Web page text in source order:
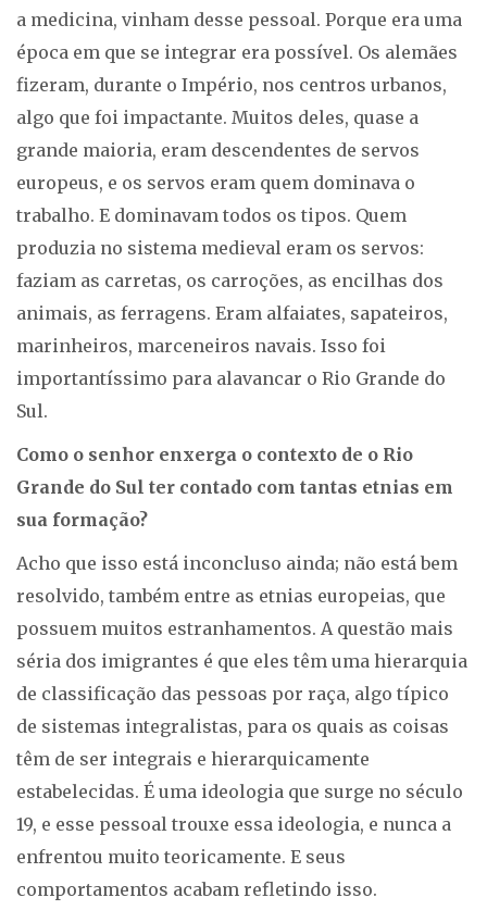
a medicina, vinham desse pessoal. Porque era uma
época em que se integrar era possível. Os alemães
fizeram, durante o Império, nos centros urbanos,
algo que foi impactante. Muitos deles, quase a
grande maioria, eram descendentes de servos
europeus, e os servos eram quem dominava o
trabalho. E dominavam todos os tipos. Quem
produzia no sistema medieval eram os servos:
faziam as carretas, os carroções, as encilhas dos
animais, as ferragens. Eram alfaiates, sapateiros,
marinheiros, marceneiros navais. Isso foi
importantíssimo para alavancar o Rio Grande do
Sul.
Como o senhor enxerga o contexto de o Rio
Grande do Sul ter contado com tantas etnias em
sua formação?
Acho que isso está inconcluso ainda; não está bem
resolvido, também entre as etnias europeias, que
possuem muitos estranhamentos. A questão mais
séria dos imigrantes é que eles têm uma hierarquia
de classificação das pessoas por raça, algo típico
de sistemas integralistas, para os quais as coisas
têm de ser integrais e hierarquicamente
estabelecidas. É uma ideologia que surge no século
19, e esse pessoal trouxe essa ideologia, e nunca a
enfrentou muito teoricamente. E seus
comportamentos acabam refletindo isso.